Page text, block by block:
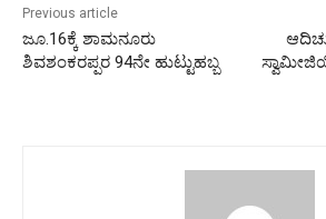
Previous article
ಜೂ.16ಕ್ಕೆ ಶಾಮನೂರು
ಶಿವಶಂಕರಪ್ಪರ 94ನೇ ಹುಟ್ಟುಹಬ್ಬ